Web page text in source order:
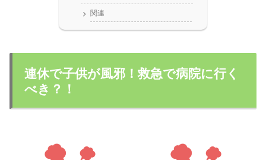
関連
連休で子供が風邪！救急で病院に行く
べき？！